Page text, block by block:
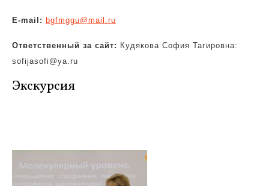
E-mail: bgfmggu@mail.ru
Ответственный за сайт: Кудякова София Тагировна:
sofijasofi@ya.ru
Экскурсия